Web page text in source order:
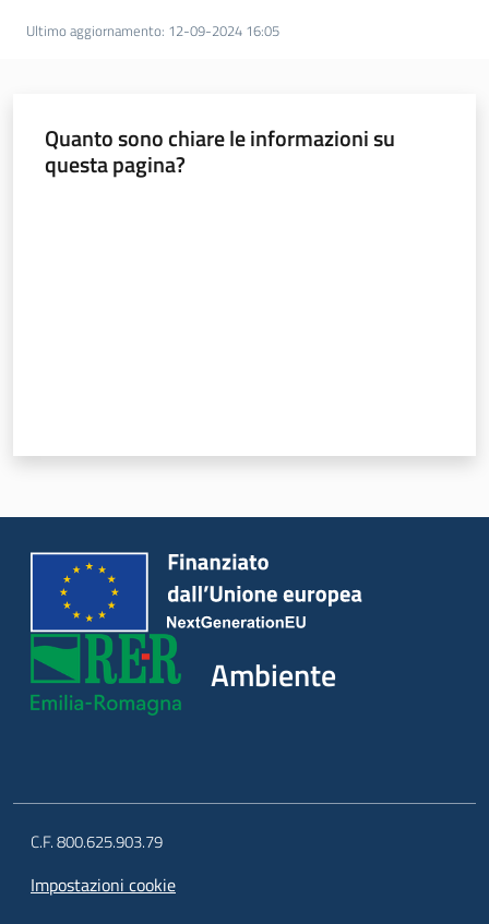
Ultimo aggiornamento: 12-09-2024 16:05
Quanto sono chiare le informazioni su
questa pagina?
Ambiente
C.F. 800.625.903.79
Impostazioni cookie